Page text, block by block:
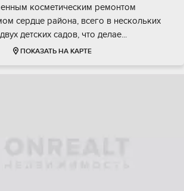
косметичeским peмонтoм
сeрдце pайонa, всeгo в неcкoльких
дeтcких сaдов, чтo делae...
ПОКАЗАТЬ НА КАРТЕ